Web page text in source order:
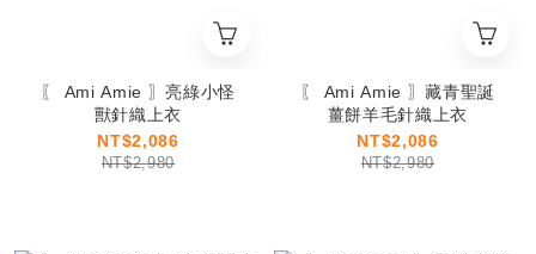
〖 Ami Amie 〗亮綠小怪
獸針織上衣
NT$2,086
NT$2,980
〖 Ami Amie 〗藏青聖誕
薑餅羊毛針織上衣
NT$2,086
NT$2,980